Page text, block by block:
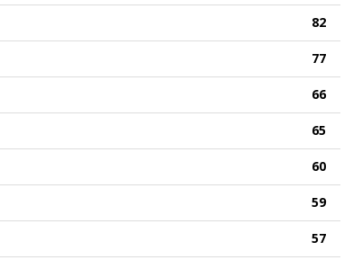
82
77
66
65
60
59
57